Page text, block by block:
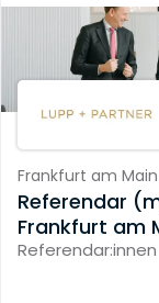
Frankfurt am Main
Referendar
Frankfurt am
Referendar:innen